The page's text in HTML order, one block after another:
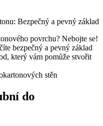
povrchu? Nebojte se!
bezpečný a pevný základ
který vám pomůže stvořit
do